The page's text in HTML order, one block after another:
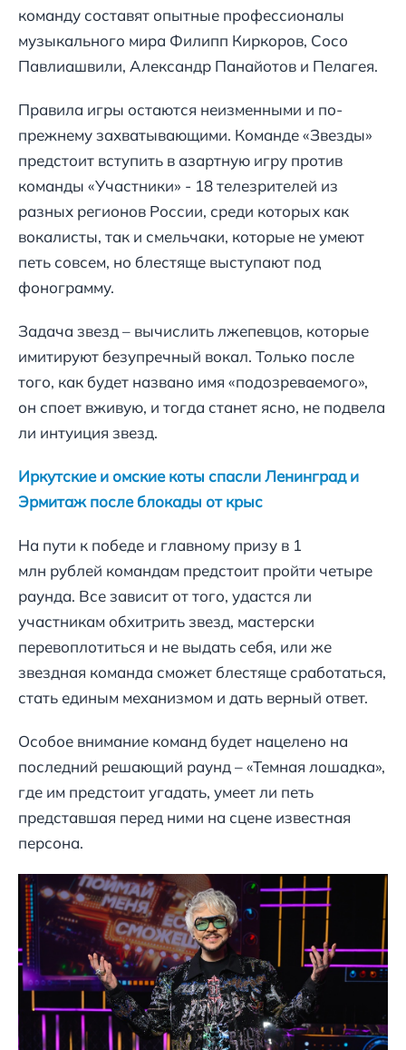
команду составят опытные профессионалы
музыкального мира Филипп Киркоров, Сосо
Павлиашвили, Александр Панайотов и Пелагея.
Правила игры остаются неизменными и по-
прежнему захватывающими. Команде «Звезды»
предстоит вступить в азартную игру против
команды «Участники» - 18 телезрителей из
разных регионов России, среди которых как
вокалисты, так и смельчаки, которые не умеют
петь совсем, но блестяще выступают под
фонограмму.
Задача звезд – вычислить лжепевцов, которые
имитируют безупречный вокал. Только после
того, как будет названо имя «подозреваемого»,
он споет вживую, и тогда станет ясно, не подвела
ли интуиция звезд.
Иркутские и омские коты спасли Ленинград и
Эрмитаж после блокады от крыс
На пути к победе и главному призу в 1
млн рублей командам предстоит пройти четыре
раунда. Все зависит от того, удастся ли
участникам обхитрить звезд, мастерски
перевоплотиться и не выдать себя, или же
звездная команда сможет блестяще сработаться,
стать единым механизмом и дать верный ответ.
Особое внимание команд будет нацелено на
последний решающий раунд – «Темная лошадка»,
где им предстоит угадать, умеет ли петь
представшая перед ними на сцене известная
персона.